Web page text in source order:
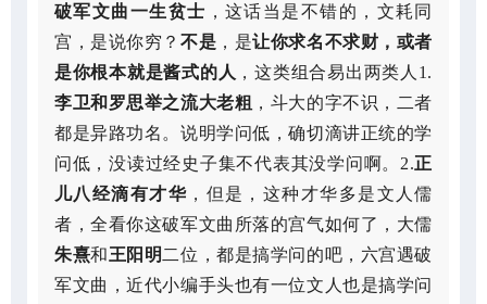
破军文曲一生贫士 ，这话当是不错的，文耗同
宫，是说你穷？ 不是 ，是让你求名不求财，或者
是你根本就是酱式的人 ，这类组合易出两类人1.
李卫和罗思举之流大老粗 ，斗大的字不识，二者
都是异路功名。说明学问低，确切滴讲正统的学
问低，没读过经史子集不代表其没学问啊。2.正
儿八经滴有才华 ，但是，这种才华多是文人儒
者，全看你这破军文曲所落的宫气如何了，大儒
朱熹和王阳明 二位，都是搞学问的吧，六宫遇破
军文曲，近代小编手头也有一位文人也是搞学问